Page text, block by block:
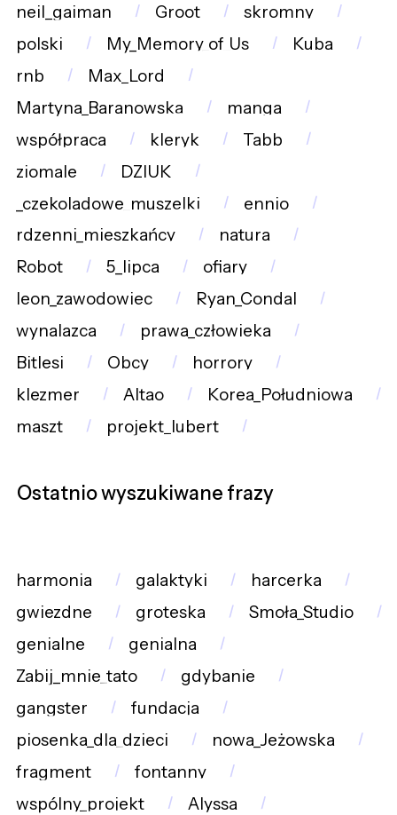
neil_gaiman
Groot
skromny
polski
My_Memory_of_Us
Kuba
rnb
Max_Lord
Martyna_Baranowska
manga
współpraca
kleryk
Tabb
ziomale
DZIUK
_czekoladowe_muszelki
ennio
rdzenni_mieszkańcy
natura
Robot
5_lipca
ofiary
leon_zawodowiec
Ryan_Condal
wynalazca
prawa_człowieka
Bitlesi
Obcy
horrory
klezmer
Altao
Korea_Południowa
maszt
projekt_lubert
Ostatnio wyszukiwane frazy
harmonia galaktyki
harcerka
gwiezdne
groteska
Smoła_Studio
genialne
genialna
Zabij_mnie_tato
gdybanie
gangster
fundacja
piosenka_dla_dzieci
nowa_Jeżowska
fragment
fontanny
wspólny_projekt
Alyssa